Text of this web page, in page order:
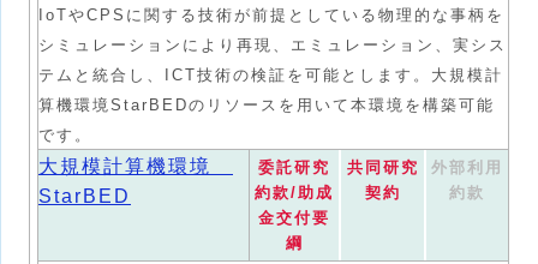
IoTやCPSに関する技術が前提としている物理的な事柄を
シミュレーションにより再現、エミュレーション、実シス
テムと統合し、ICT技術の検証を可能とします。大規模計
算機環境StarBEDのリソースを用いて本環境を構築可能
です。
大規模計算機環境
StarBED
委託研究
約款/助成
金交付要
綱
共同研究
契約
外部利用
約款